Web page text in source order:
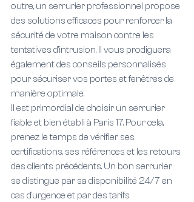
outre, un serrurier professionnel propose
des solutions efficaces pour renforcer la
sécurité de votre maison contre les
tentatives d'intrusion. Il vous prodiguera
également des conseils personnalisés
pour sécuriser vos portes et fenêtres de
manière optimale.
Il est primordial de choisir un serrurier
fiable et bien établi à Paris 17. Pour cela,
prenez le temps de vérifier ses
certifications, ses références et les retours
des clients précédents. Un bon serrurier
se distingue par sa disponibilité 24/7 en
cas d'urgence et par des tarifs